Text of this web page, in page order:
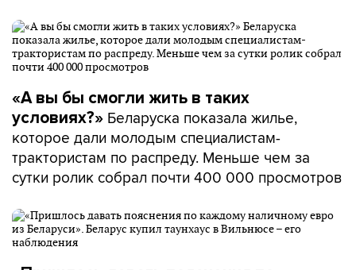
«А вы бы смогли жить в таких
условиях?» Беларуска показала жилье,
которое дали молодым специалистам-
трактористам по распреду. Меньше чем за
сутки ролик собрал почти 400 000 просмотров